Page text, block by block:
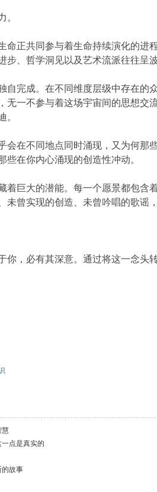
。
命正共同参与着生命持续演化的进
步、哲学洞见以及艺术流派往往
自完成。在不同维度层级中存在的
无一不参与着这场宇宙间的思想
。
会在不同地点同时涌现，又为何那
些在你内心涌现的创造性冲动。
着巨大的潜能。每一个愿景都包
未曾实现的创造、未曾吟唱的歌谣
你，必有其深意。通过将这一念
慧
一点是真实的
故事